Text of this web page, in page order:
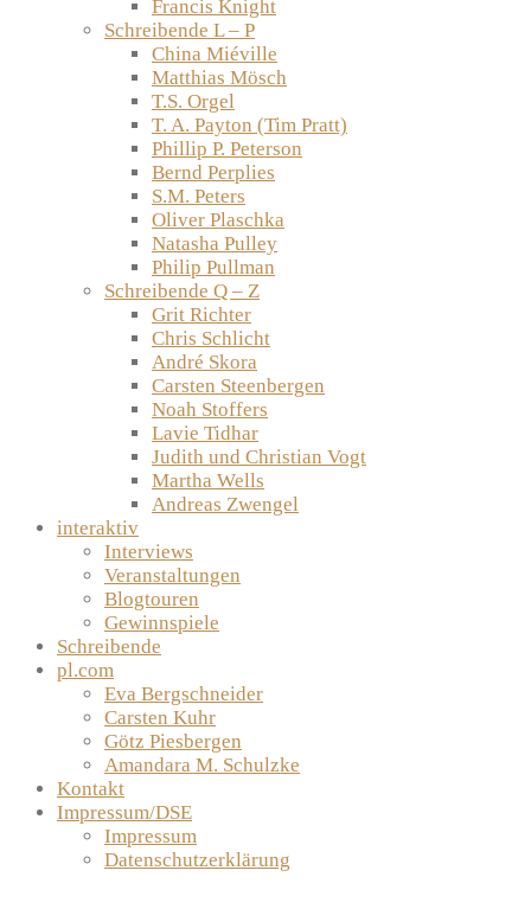
Francis Knight
Schreibende L – P
China Miéville
Matthias Mösch
T.S. Orgel
T. A. Payton (Tim Pratt)
Phillip P. Peterson
Bernd Perplies
S.M. Peters
Oliver Plaschka
Natasha Pulley
Philip Pullman
Schreibende Q – Z
Grit Richter
Chris Schlicht
André Skora
Carsten Steenbergen
Noah Stoffers
Lavie Tidhar
Judith und Christian Vogt
Martha Wells
Andreas Zwengel
interaktiv
Interviews
Veranstaltungen
Blogtouren
Gewinnspiele
Schreibende
pl.com
Eva Bergschneider
Carsten Kuhr
Götz Piesbergen
Amandara M. Schulzke
Kontakt
Impressum/DSE
Impressum
Datenschutzerklärung